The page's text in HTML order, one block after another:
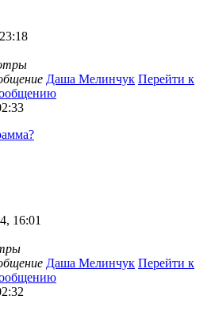
Даша Мелинчук Перейти к
16:01
Даша Мелинчук Перейти к